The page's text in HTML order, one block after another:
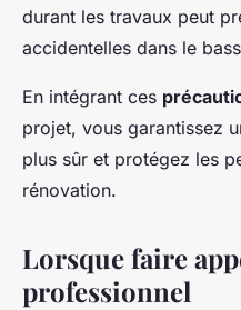
durant les travaux peut
accidentelles dans le
En intégrant ces
projet, vous garantissez
plus sûr et protégez les
rénovation.
Lorsque faire
professionnel